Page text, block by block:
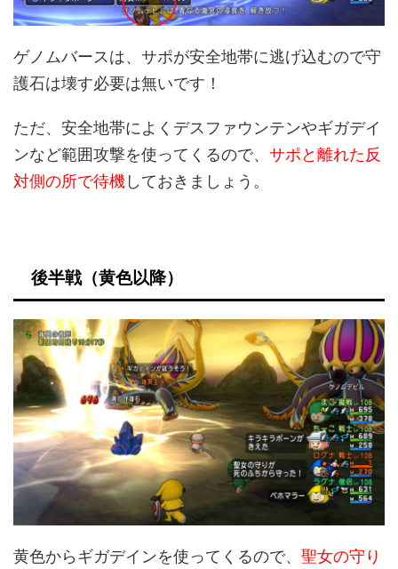
ゲノムバースは、サポが安全地帯に逃げ込むので守
護石は壊す必要は無いです！
ただ、安全地帯によくデスファウンテンやギガデイ
ンなど範囲攻撃を使ってくるので、 サポと離れた反
対側の所で待機 しておきましょう。
後半戦（黄色以降）
黄色からギガデインを使ってくるので、 聖女の守り